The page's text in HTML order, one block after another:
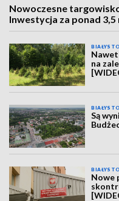
Nowoczesne
Inwestycja za ponad 3,5
Nawet
na
Są
Nowe